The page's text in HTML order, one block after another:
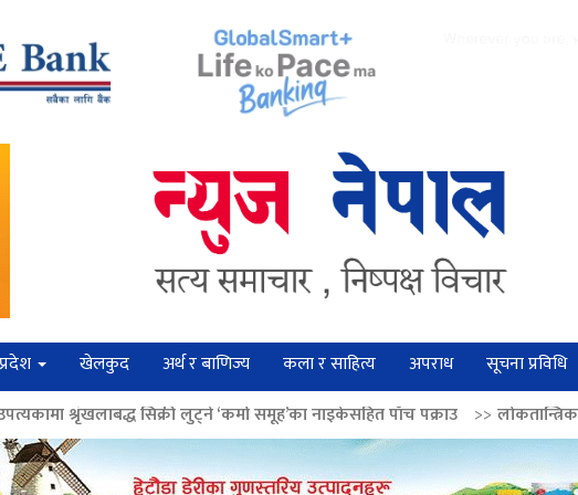
प्रदेश खेलकुद अर्थ र बाणिज्य कला र साहित्य अपराध सूचना प्रविधि
लुट्ने ‘कर्मा समूह’का नाइकेसहित पाँच पक्राउ >>लोकतान्त्रिक मूल्य सुदृढ बनाउन अग्रज